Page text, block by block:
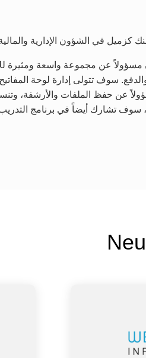
الإدارية والمالية (50-100%) بأثر فوري أو عن طريق
عن مجموعة واسعة ومثيرة
سوف تتولى إدارة لوحة المفاتيح
عن حفظ الملفات والأرشفة،
سوف تشارك أيضاً في برنامج